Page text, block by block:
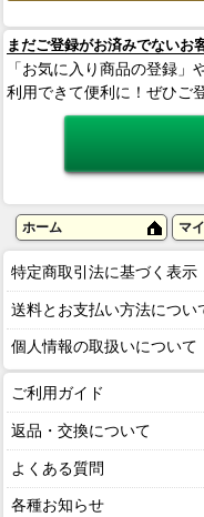
まだご登録がお済みでないお
「お気に入り商品の登録
利用できて便利に！ぜひご
ホーム マ
特定商取引法に基づく表示
送料とお支払い方法につい
個人情報の取扱いについて
ご利用ガイド
返品・交換について
よくある質問
各種お知らせ